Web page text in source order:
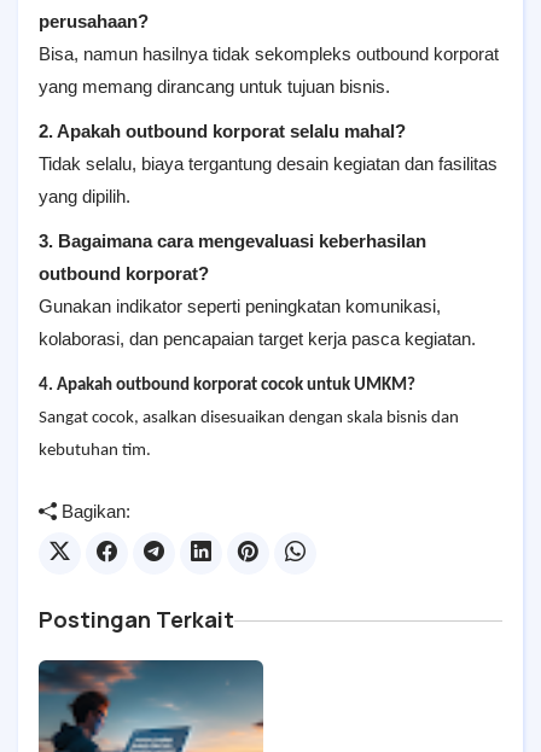
perusahaan?
Bisa, namun hasilnya tidak sekompleks outbound korporat
yang memang dirancang untuk tujuan bisnis.
2. Apakah outbound korporat selalu mahal?
Tidak selalu, biaya tergantung desain kegiatan dan fasilitas
yang dipilih.
3. Bagaimana cara mengevaluasi keberhasilan
outbound korporat?
Gunakan indikator seperti peningkatan komunikasi,
kolaborasi, dan pencapaian target kerja pasca kegiatan.
4. Apakah outbound korporat cocok untuk UMKM?
Sangat cocok, asalkan disesuaikan dengan skala bisnis dan
kebutuhan tim.
Bagikan:
Postingan Terkait